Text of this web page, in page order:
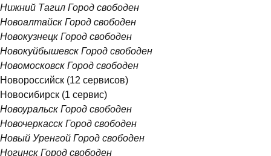
Нижний Тагил Город свободен
Новоалтайск Город свободен
Новокузнецк Город свободен
Новокуйбышевск Город свободен
Новомосковск Город свободен
Новороссийск (12 сервисов)
Новосибирск (1 сервис)
Новоуральск Город свободен
Новочеркасск Город свободен
Новый Уренгой Город свободен
Ногинск Город свободен